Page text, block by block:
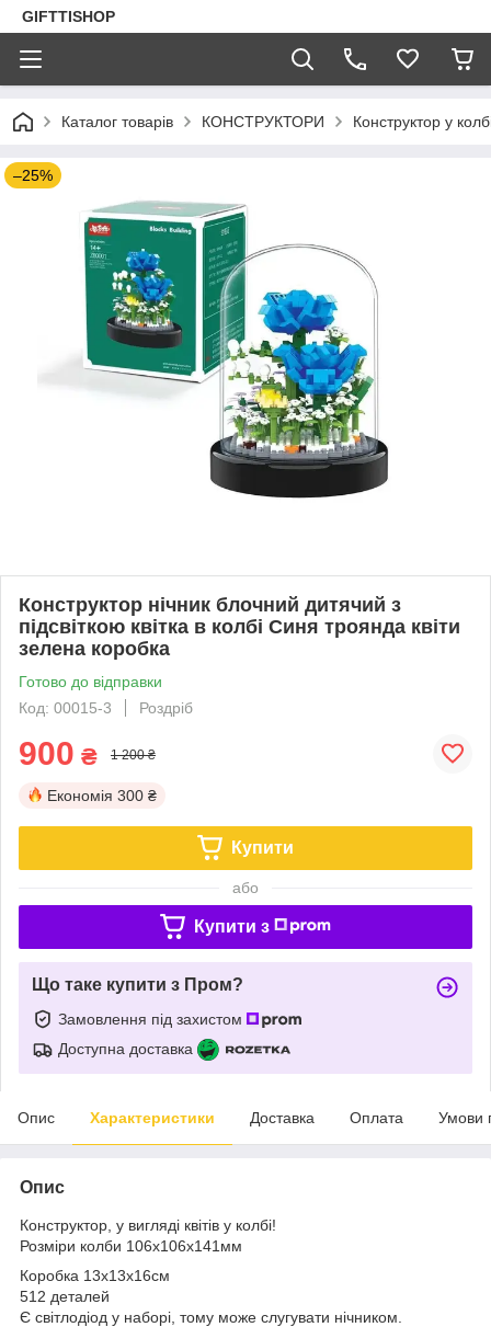
GIFTTISHOP
Каталог товарів КОНСТРУКТОРИ Конструктор у
–25%
Конструктор нічник блочний дитячий з
підсвіткою квітка в колбі Синя троянда квіти
зелена коробка
Готово до відправки
Код: 00015-3
Роздріб
900 ₴ 1 200 ₴
Економія 300 ₴
Купити
або
Купити з
Що таке купити з Пром?
Замовлення під захистом
Доступна доставка
Опис Характеристики Доставка Оплата Умови
Опис
Конструктор, у вигляді квітів у колбі!
Розміри колби 106х106х141мм
Коробка 13х13х16см
512 деталей
Є світлодіод у наборі, тому може слугувати нічником.